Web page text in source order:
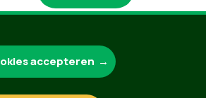
Privacybeleid
accepteren